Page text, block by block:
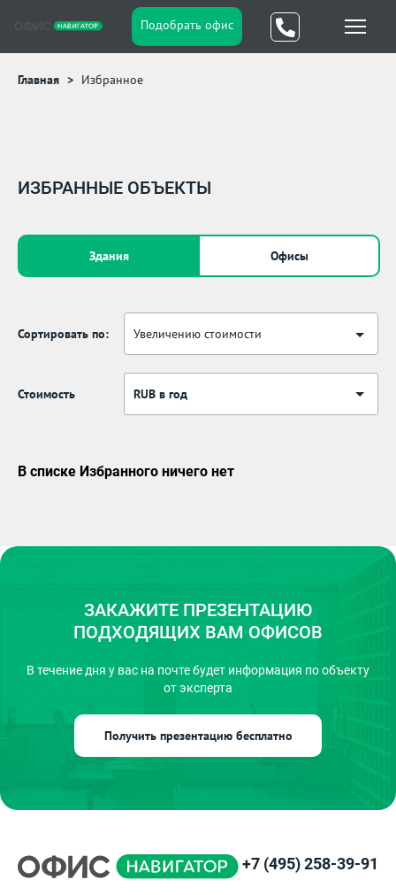
Подобрать офис
Главная Избранное
ИЗБРАННЫЕ ОБЪЕКТЫ
Здания Офисы
Сортировать по: Увеличению стоимости
Стоимость RUB в год
В списке Избранного ничего нет
ЗАКАЖИТЕ ПРЕЗЕНТАЦИЮ
ПОДХОДЯЩИХ ВАМ ОФИСОВ
В течение дня у вас на почтебудет информация по объекту
от эксперта
Получить презентацию бесплатно
+7 (495) 258-39-91